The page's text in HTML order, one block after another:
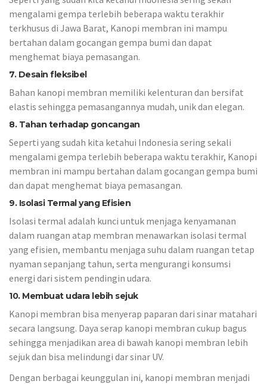
mengalami gempa terlebih beberapa waktu terakhir
terkhusus di Jawa Barat, Kanopi membran ini mampu
bertahan dalam gocangan gempa bumi dan dapat
menghemat biaya pemasangan.
7. Desain fleksibel
Bahan kanopi membran memiliki kelenturan dan bersifat
elastis sehingga pemasangannya mudah, unik dan elegan.
8. Tahan terhadap goncangan
Seperti yang sudah kita ketahui Indonesia sering sekali
mengalami gempa terlebih beberapa waktu terakhir, Kanopi
membran ini mampu bertahan dalam gocangan gempa bumi
dan dapat menghemat biaya pemasangan.
9. Isolasi Termal yang Efisien
Isolasi termal adalah kunci untuk menjaga kenyamanan
dalam ruangan atap membran menawarkan isolasi termal
yang efisien, membantu menjaga suhu dalam ruangan tetap
nyaman sepanjang tahun, serta mengurangi konsumsi
energi dari sistem pendingin udara.
10. Membuat udara lebih sejuk
Kanopi membran bisa menyerap paparan dari sinar matahari
secara langsung. Daya serap kanopi membran cukup bagus
sehingga menjadikan area di bawah kanopi membran lebih
sejuk dan bisa melindungi dar sinar UV.
Dengan berbagai keunggulan ini, kanopi membran menjadi